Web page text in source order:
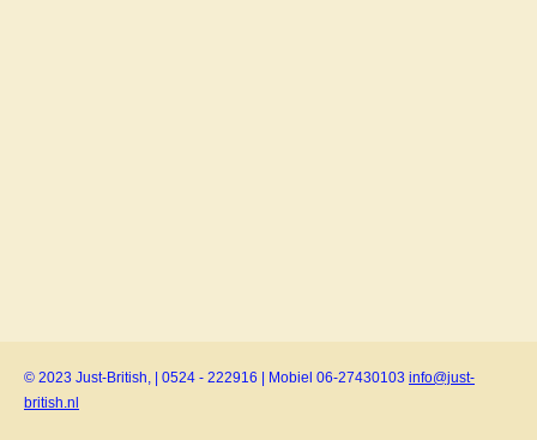
© 2023 Just-British, | 0524 - 222916 | Mobiel 06-27430103 info@just-
british.nl